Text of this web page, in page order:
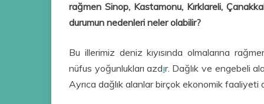
rağmen Sinop, Kastamonu, Kırklareli,
durumun nedenleri neler olabilir?
Bu illerimiz deniz kıyısında olmalarına
nüfus yoğunlukları azdır. Dağlık ve engebeli
Ayrıca dağlık alanlar birçok ekonomik faaliyeti